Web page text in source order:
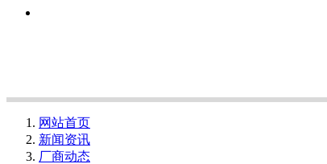
网站首页
新闻资讯
厂商动态